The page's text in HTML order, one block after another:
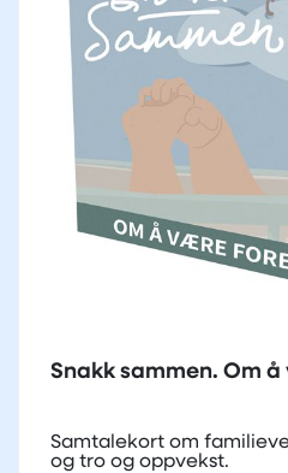
Snakk sammen. Om
Samtalekort om
og tro og oppvekst.